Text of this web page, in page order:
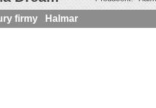
firmy Halmar